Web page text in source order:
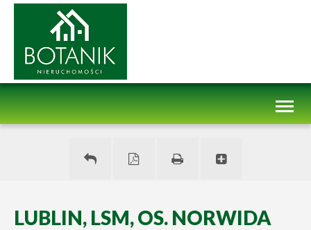
LUBLIN, LSM, OS. NORWIDA